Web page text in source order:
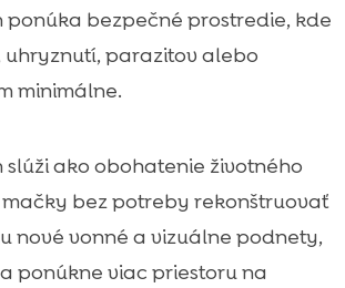
ponúka bezpečné prostredie, kde
uhryznutí, parazitov alebo
minimálne.
slúži ako obohatenie životného
bez potreby rekonštruovať
nové vonné a vizuálne podnety,
ponúkne viac priestoru na